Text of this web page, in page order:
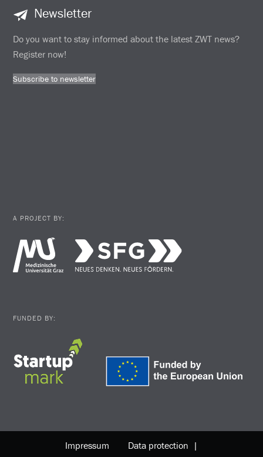
Newsletter
Do you want to stay informed about the latest ZWT news?
Register now!
Subscribe to newsletter
A PROJECT BY:
FUNDED BY:
Impressum Data protection |